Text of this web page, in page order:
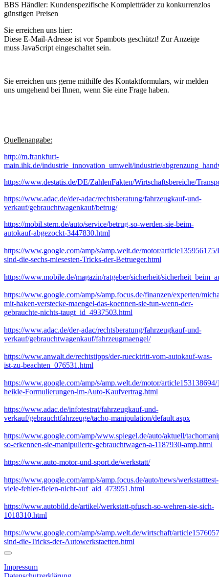
BBS Händler: Kundenspezifische Kompletträder zu konkurrenzlos
günstigen Preisen
Sie erreichen uns hier:
Diese E-Mail-Adresse ist vor Spambots geschützt! Zur Anzeige
muss JavaScript eingeschaltet sein.
Sie erreichen uns gerne mithilfe des Kontaktformulars, wir melden
uns umgehend bei Ihnen, wenn Sie eine Frage haben.
Quellenangabe:
http://m.frankfurt-
main.ihk.de/industrie_innovation_umwelt/industrie/
https://www.destatis.de/DE/ZahlenFakten/Wirtschaftsbereiche/
https://www.adac.de/der-adac/rechtsberatung/fahrzeugkauf-und-
verkauf/gebrauchtwagenkauf/betrug/
https://mobil.stern.de/auto/service/betrug-so-werden-sie-beim-
autokauf-abgezockt-3447830.html
https://www.google.com/amp/s/amp.welt.de/motor/article135956175/
sind-die-sechs-miesesten-Tricks-der-Betrueger.html
https://www.mobile.de/magazin/ratgeber/sicherheit/
https://www.google.com/amp/s/amp.focus.de/finanzen/experten/
mit-haken-verstecke-maengel-das-koennen-sie-tun-wenn-der-
gebrauchte-nichts-taugt_id_4937503.html
https://www.adac.de/der-adac/rechtsberatung/fahrzeugkauf-und-
verkauf/gebrauchtwagenkauf/fahrzeugmaengel/
https://www.anwalt.de/rechtstipps/der-ruecktritt-vom-autokauf-was-
ist-zu-beachten_076531.html
https://www.google.com/amp/s/amp.welt.de/motor/article153138694/
heikle-Formulierungen-im-Auto-Kaufvertrag.html
https://www.adac.de/infotestrat/fahrzeugkauf-und-
verkauf/gebrauchtfahrzeuge/tacho-manipulation/default.aspx
https://www.google.com/amp/www.spiegel.de/auto/aktuell/
so-erkennen-sie-manipulierte-gebrauchtwagen-a-1187930-amp.html
https://www.auto-motor-und-sport.de/werkstatt/
https://www.google.com/amp/s/amp.focus.de/auto/news/werkstatttest-
viele-fehler-fielen-nicht-auf_aid_473951.html
https://www.autobild.de/artikel/werkstatt-pfusch-so-wehren-sie-sich-
1018310.html
https://www.google.com/amp/s/amp.welt.de/wirtschaft/
sind-die-Tricks-der-Autowerkstaetten.html
Impressum